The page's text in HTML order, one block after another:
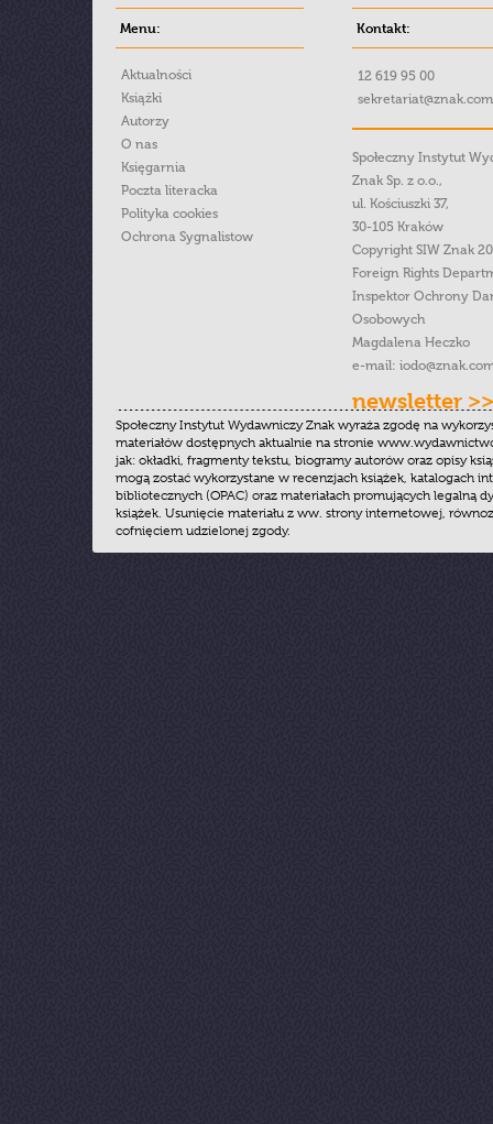
Menu:
Aktualności
Książki
Autorzy
O nas
Księgarnia
Poczta literacka
Polityka cookies
Ochrona Sygnalistow
Kontakt:
12 619 95 00
Społeczny Instytut
Znak Sp. z o.o.,
ul. Kościuszki 37,
30-105 Kraków
Copyright SIW Znak
Foreign Rights
Inspektor Ochrony
Osobowych
Magdalena Heczko
e-mail:
newsletter >>
Społeczny Instytut Wydawniczy Znak wyraża zgodę na
materiałów dostępnych aktualnie na stronie
jak: okładki, fragmenty tekstu, biogramy autorów oraz opisy
mogą zostać wykorzystane w recenzjach książek, katalogach
bibliotecznych (OPAC) oraz materiałach promujących legalną
książek. Usunięcie materiału z ww. strony internetowej,
cofnięciem udzielonej zgody.